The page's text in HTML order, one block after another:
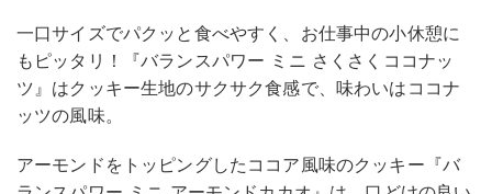
一口サイズでパクッと食べやすく、お仕事中の小休憩に
もピッタリ！『バランスパワー ミニ さくさくココナッ
ツ』はクッキー生地のサクサク食感で、味わいはココナ
ッツの風味。
アーモンドをトッピングしたココア風味のクッキー『バ